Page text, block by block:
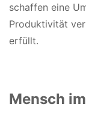
schaffen eine
Produktivität
erfüllt.
Mensch